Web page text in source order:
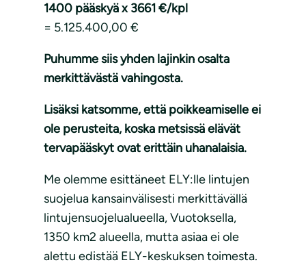
1400 pääskyä x 3661 €/kpl
= 5.125.400,00 €
Puhumme siis yhden lajinkin osalta
merkittävästä vahingosta.
Lisäksi katsomme, että poikkeamiselle ei
ole perusteita, koska metsissä elävät
tervapääskyt ovat erittäin uhanalaisia.
Me olemme esittäneet ELY:lle lintujen
suojelua kansainvälisesti merkittävällä
lintujensuojelualueella, Vuotoksella,
1350 km2 alueella, mutta asiaa ei ole
alettu edistää ELY-keskuksen toimesta.